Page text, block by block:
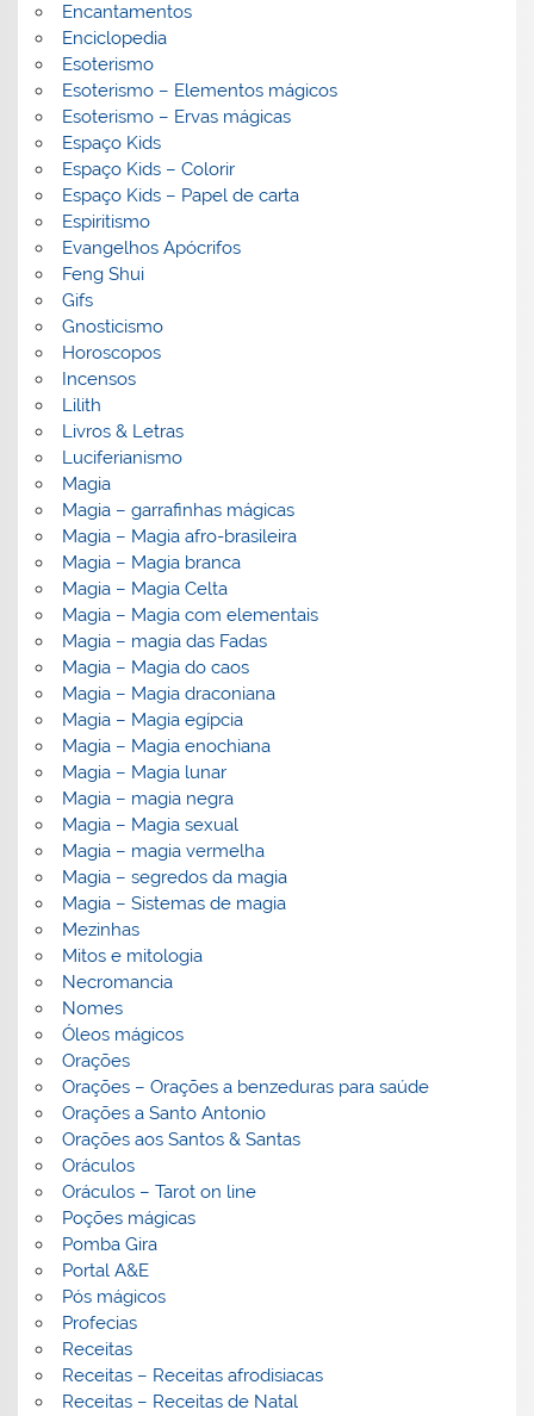
Encantamentos
Enciclopedia
Esoterismo
Esoterismo – Elementos mágicos
Esoterismo – Ervas mágicas
Espaço Kids
Espaço Kids – Colorir
Espaço Kids – Papel de carta
Espiritismo
Evangelhos Apócrifos
Feng Shui
Gifs
Gnosticismo
Horoscopos
Incensos
Lilith
Livros & Letras
Luciferianismo
Magia
Magia – garrafinhas mágicas
Magia – Magia afro-brasileira
Magia – Magia branca
Magia – Magia Celta
Magia – Magia com elementais
Magia – magia das Fadas
Magia – Magia do caos
Magia – Magia draconiana
Magia – Magia egípcia
Magia – Magia enochiana
Magia – Magia lunar
Magia – magia negra
Magia – Magia sexual
Magia – magia vermelha
Magia – segredos da magia
Magia – Sistemas de magia
Mezinhas
Mitos e mitologia
Necromancia
Nomes
Óleos mágicos
Orações
Orações – Orações a benzeduras para saúde
Orações a Santo Antonio
Orações aos Santos & Santas
Oráculos
Oráculos – Tarot on line
Poções mágicas
Pomba Gira
Portal A&E
Pós mágicos
Profecias
Receitas
Receitas – Receitas afrodisiacas
Receitas – Receitas de Natal